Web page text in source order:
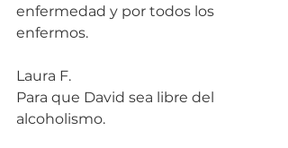
enfermedad y por todos los
enfermos.
Laura F.
Para que David sea libre del
alcoholismo.